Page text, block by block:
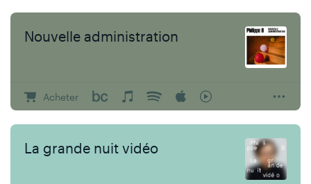
Nouvelle administration
Acheter
La grande nuit vidéo